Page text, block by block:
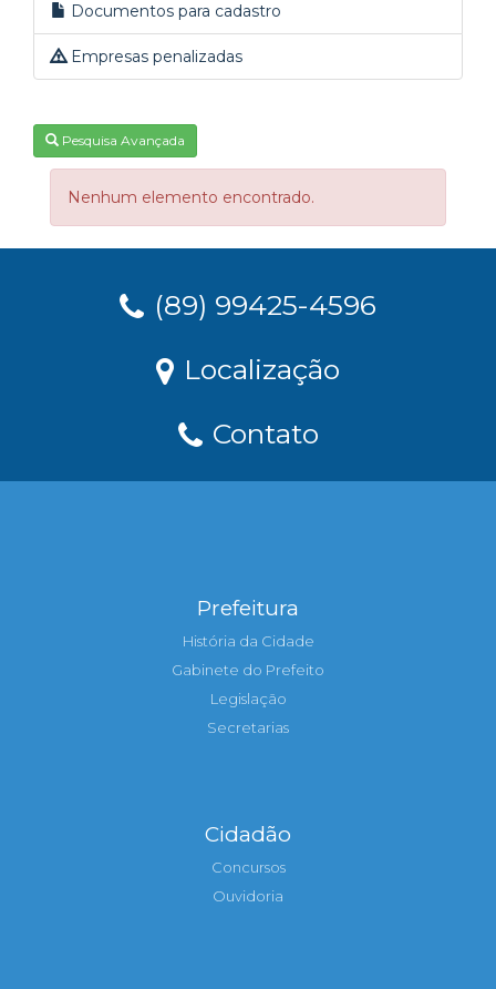
Documentos para cadastro
Empresas penalizadas
Pesquisa Avançada
Nenhum elemento encontrado.
(89) 99425-4596
Localização
Contato
Prefeitura
História da Cidade
Gabinete do Prefeito
Legislação
Secretarias
Cidadão
Concursos
Ouvidoria